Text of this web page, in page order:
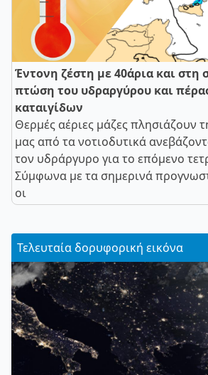
Έντονη ζέστη με 40άρια και στη
πτώση του υδραργύρου και
καταιγίδων
Θερμές αέριες μάζες πλησιάζουν
μας από τα νοτιοδυτικά
τον υδράργυρο για το επόμενο
Σύμφωνα με τα σημερινά
οι
Τελευταία δορυφορική εικόνα